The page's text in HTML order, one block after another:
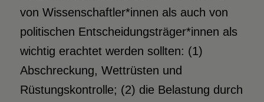
von Wissenschaftler*innen als auch von
politischen Entscheidungsträger*innen als
wichtig erachtet werden sollten: (1)
Abschreckung, Wettrüsten und
Rüstungskontrolle; (2) die Belastung durch